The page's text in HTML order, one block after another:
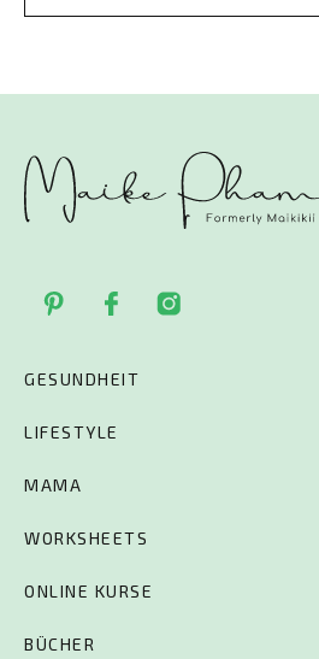
GESUNDHEIT
LIFESTYLE
MAMA
WORKSHEETS
ONLINE KURSE
BÜCHER